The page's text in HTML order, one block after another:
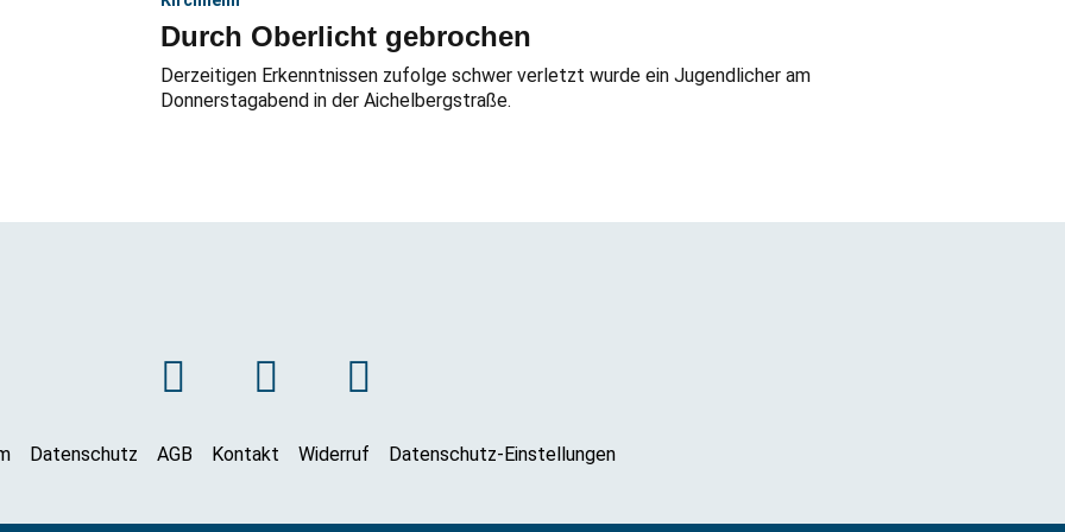
Durch Oberlicht gebrochen
Derzeitigen Erkenntnissen zufolge schwer verletzt wurde ein Jugendlicher am
Donnerstagabend in der Aichelbergstraße.
Datenschutz AGB Kontakt Widerruf Datenschutz-Einstellungen